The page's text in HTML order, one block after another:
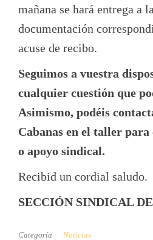
mañana se hará entrega a
documentación
acuse de recibo.
Seguimos a vuestra
cualquier cuestión que
Asimismo, podéis
Cabanas en el taller
o apoyo sindical.
Recibid un cordial saludo.
SECCIÓN SINDICAL
Categoría Noticias